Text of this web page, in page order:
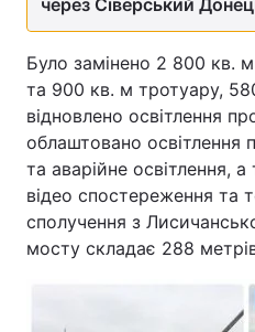
через Сіверський
Було замінено 2 800 кв.
та 900 кв. м тротуару,
відновлено освітлення
облаштовано освітлення
та аварійне освітлення,
відео спостереження та
сполучення з
мосту складає 288